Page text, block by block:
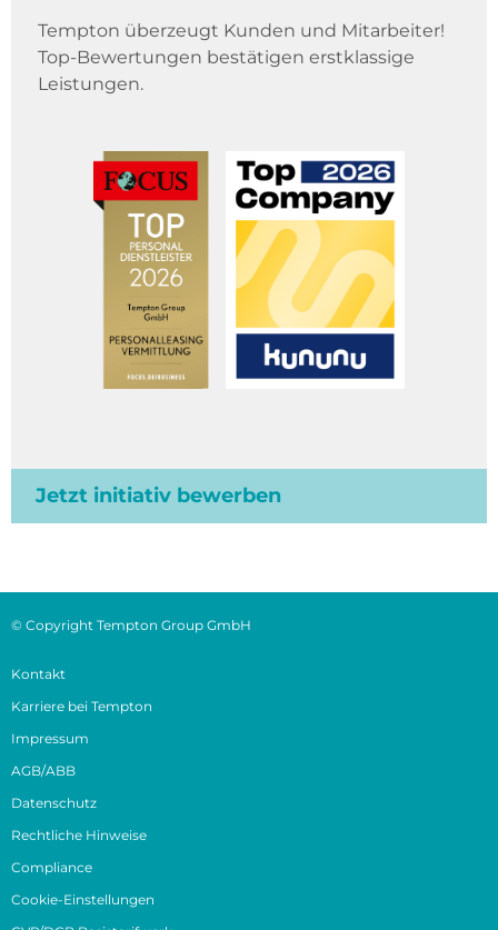
Tempton überzeugt Kunden und Mitarbeiter!
Top-Bewertungen bestätigen erstklassige
Leistungen.
Jetzt initiativ bewerben
© Copyright Tempton Group GmbH
Kontakt
Karriere bei Tempton
Impressum
AGB/ABB
Datenschutz
Rechtliche Hinweise
Compliance
Cookie-Einstellungen